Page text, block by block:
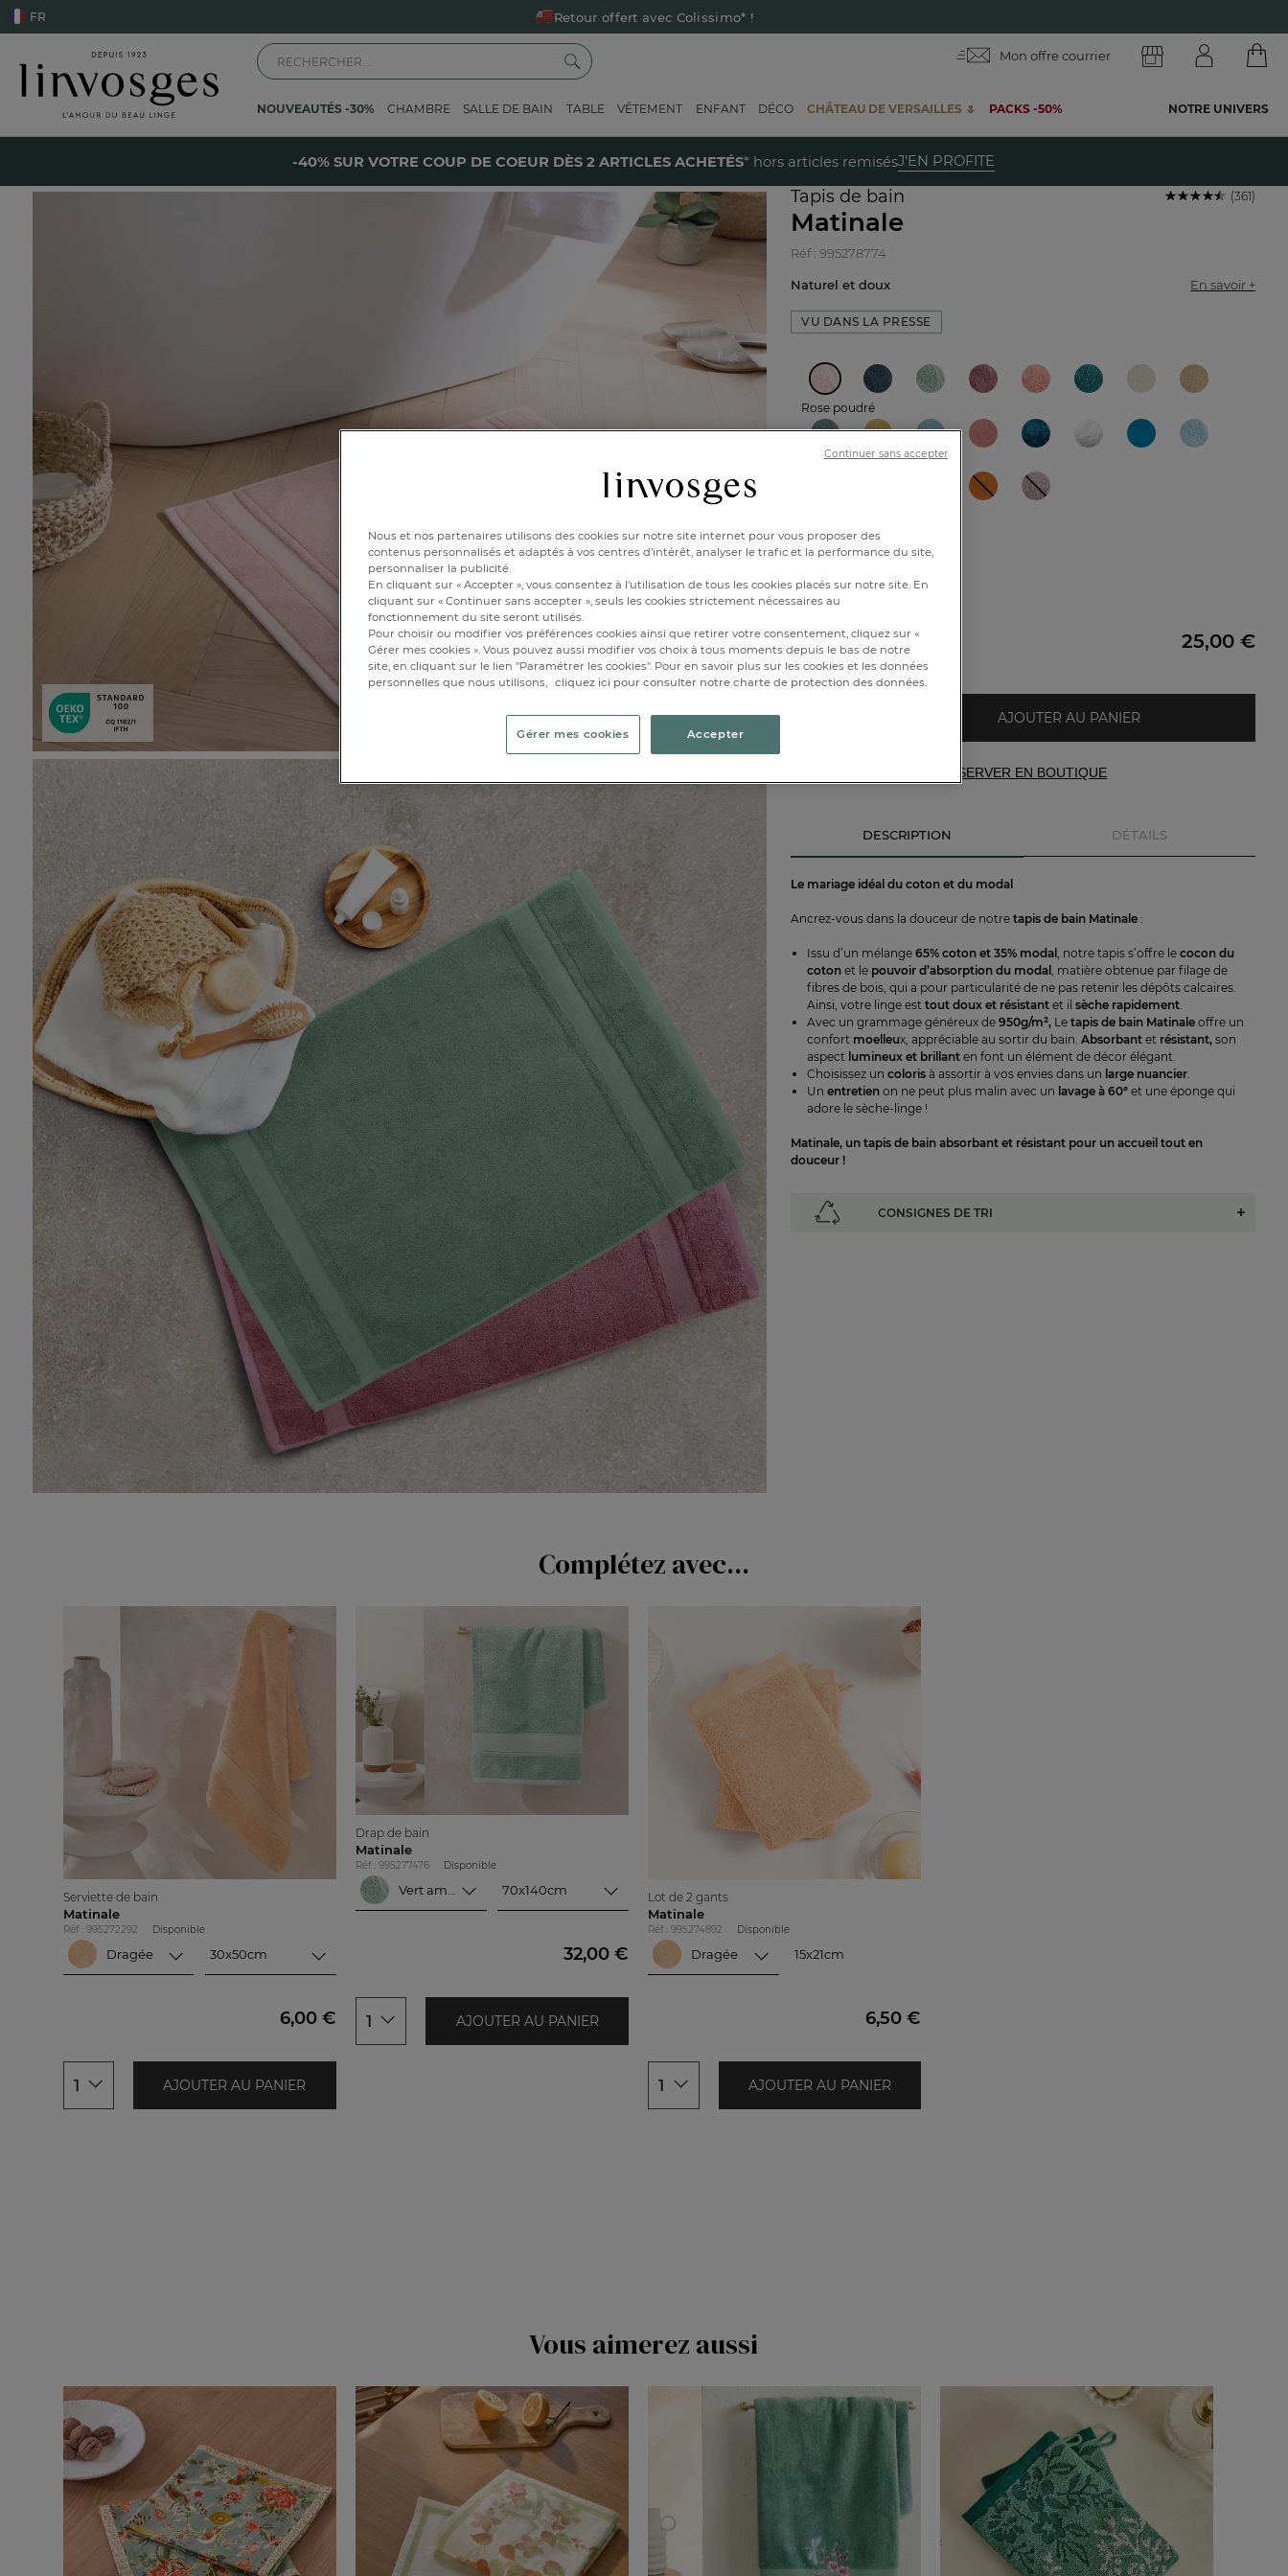
Retour offert avec Colissimo* !
Payez en 3x ou 4x sans frais avec Alma
Le parrainage Linvosges : offrez 15€, recevez 15€ !
-40% sur votre coup de coeurdès 2 articles achetés ! J'en profite
FR
Mon offre courrier
NOUVEAUTÉS -30% CHAMBRE SALLE DE BAIN TABLE VÊTEMENT ENFANT DÉCO CHÂTEAU DE VERSAILLES 🌷 PACKS -50% NOTRE UNIVERS
-40% SUR VOTRE COUP DE COEUR DÈS 2 ARTICLES ACHETÉS* hors articles remisésJ'EN PROFITE
Tapis de bain
Matinale
(361)
Réf : 995278774
Naturel et doux En savoir +
VU DANS LA PRESSE
Rose poudré
50x70cm
Disponible 25,00 €
AJOUTER AU PANIER
RÉSERVER EN BOUTIQUE
DESCRIPTION DÉTAILS
Le mariage idéal du coton et du modal
Ancrez-vous dans la douceur de notretapis de bain Matinale :
Issu d’un mélange65% coton et 35% modal, notre tapis s’offre lecocon du
coton et le pouvoir d’absorption du modal, matière obtenue par filage de
fibres de bois, qui a pour particularité de ne pas retenir les dépôts calcaires.
Ainsi, votre linge esttout doux et résistantet il sèche rapidement.
Avec un grammage généreux de950g/m², Letapis de bain Matinale offre un
confort moelleux, appréciable au sortir du bain.Absorbant et résistant,son
aspect lumineux et brillanten font un élément de décor élégant.
Choisissez uncoloris à assortir à vos envies dans un large nuancier.
Unentretien on ne peut plus malin avec un lavage à 60° et une éponge qui
adore le sèche-linge !
Matinale, un tapis de bain absorbant et résistant pour un accueil tout en
douceur !
CONSIGNES DE TRI
Complétez avec...
Serviette de bain
Matinale
Réf : 995272292 Disponible
Dragée
Dragée
Outremer
Aqua
Blanc
Vert sauge
Abricot
Plomb
Vert
30x50cm
6,00 €
1 AJOUTER AU PANIER
Drap de bain
Matinale
Réf : 995277476 Disponible
Vert amande
Baltique
Vert sauge
Parme
Corail doux
Nuage
70x140cm
32,00 €
1 AJOUTER AU PANIER
Lot de 2 gants
Matinale
Réf : 995274892 Disponible
Dragée
Dragée
Rose poudré
Outremer
15x21cm
6,50 €
1 AJOUTER AU PANIER
Vous aimerez aussi
Nous et nos partenaires utilisons des cookies sur notre site internet pour vous proposer des
contenus personnalisés et adaptés à vos centres d’intérêt, analyser le trafic et la performance du site,
personnaliser la publicité.
En cliquant sur « Accepter », vous consentez à l'utilisation de tous les cookies placés sur notre site. En
cliquant sur « Continuer sans accepter », seuls les cookies strictement nécessaires au
fonctionnement du site seront utilisés.
Pour choisir ou modifier vos préférences cookies ainsi que retirer votre consentement, cliquez sur «
Gérer mes cookies ». Vous pouvez aussi modifier vos choix à tous moments depuis le bas de notre
site, en cliquant sur le lien "Paramétrer les cookies". Pour en savoir plus sur les cookies et les données
personnelles que nous utilisons, cliquez ici pour consulter notre charte de protection des données.
Gérer mes cookies Accepter
Continuer sans accepter